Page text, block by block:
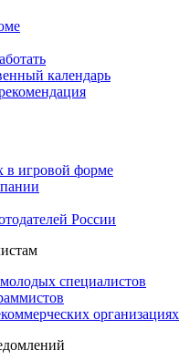
календарь
в игровой форме
России
специалистов
организациях